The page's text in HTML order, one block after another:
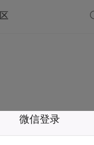
微信登录